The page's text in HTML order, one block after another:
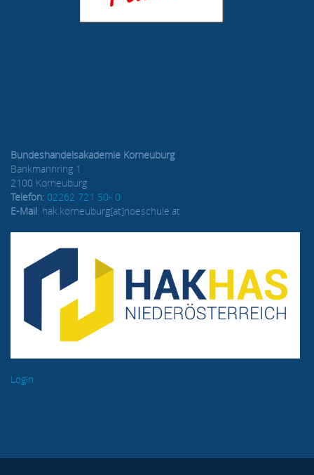
Bundeshandelsakademie Korneuburg
Bankmannring 1
2100 Korneuburg
Telefon: 02262 721 50- 0
E-Mail: hak.korneuburg[at]noeschule.at
Login